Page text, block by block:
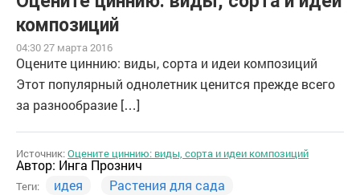
композиций
04:30 27 марта 2016
Оцените циннию: виды, сорта и идеи композиций
Этот популярный однолетник ценится прежде всего
за разнообразие […]
Источник:Оцените циннию: виды, сорта и идеи композиций
Автор: Инга Прознич
Теги: идея Растения для сада